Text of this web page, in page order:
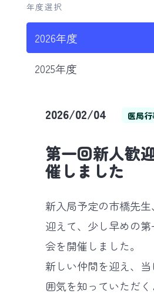
年度選択
2026年度
2025年度
2026/02/04 医局行
第一回新人歓
催しました
新入局予定の市橋先
迎えて、少し早めの
会を開催しました。
新しい仲間を迎え、
囲気を知っていただ